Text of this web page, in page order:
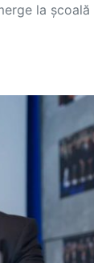
la școală